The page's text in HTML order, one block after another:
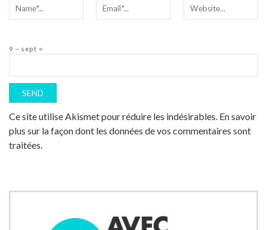
9 − sept =
Ce site utilise Akismet pour réduire les indésirables. En savoir
plus sur la façon dont les données de vos commentaires sont
traitées.